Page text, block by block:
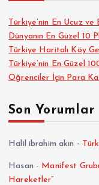
Türkiye’nin En Ucuz ve
Dünyanın En Güzel 10
Türkiye Haritalı Köy
Türkiye’nin En Güzel
Öğrenciler İçin Para
Son Yorumlar
Halil ibrahim akın -
Hasan - Manifest
Hareketler”